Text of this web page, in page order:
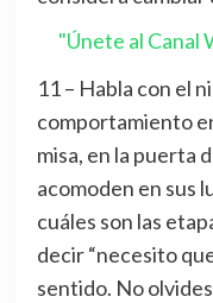
"Únete al Canal
11 – Habla con el
comportamiento
misa, en la puerta
acomoden en sus
cuáles son las
decir “necesito
sentido. No